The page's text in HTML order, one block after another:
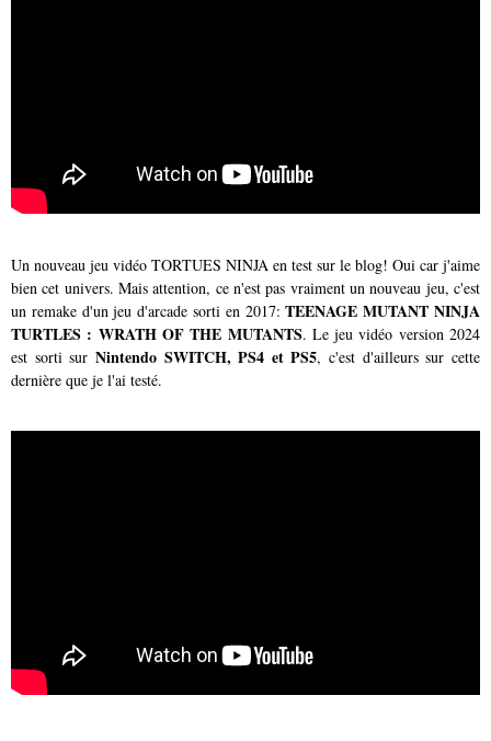
Un nouveau jeu vidéo TORTUES NINJA en test sur le blog! Oui car j'aime
bien cet univers. Mais attention, ce n'est pas vraiment un nouveau jeu, c'est
un remake d'un jeu d'arcade sorti en 2017:TEENAGE MUTANT NINJA
TURTLES : WRATH OF THE MUTANTS. Le jeu vidéo version 2024
est sorti sur Nintendo SWITCH, PS4 et PS5, c'est d'ailleurs sur cette
dernière que je l'ai testé.